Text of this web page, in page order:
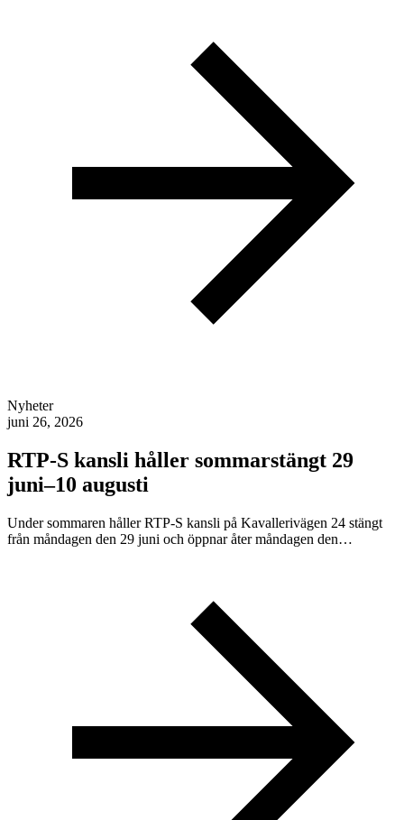
Nyheter
juni 26, 2026
RTP-S kansli håller sommarstängt 29
juni–10 augusti
Under sommaren håller RTP-S kansli på Kavallerivägen 24 stängt
från måndagen den 29 juni och öppnar åter måndagen den…